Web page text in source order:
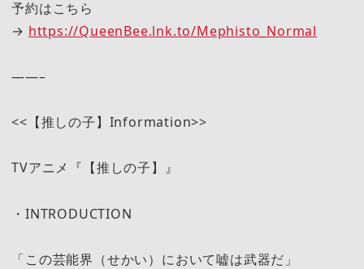
予約はこちら
→ https://QueenBee.lnk.to/Mephisto_Normal
——–
<<【推しの子】Information>>
TVアニメ『【推しの子】』
・INTRODUCTION
「この芸能界（せかい）において嘘は武器だ」